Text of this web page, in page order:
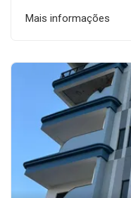
Mais informações